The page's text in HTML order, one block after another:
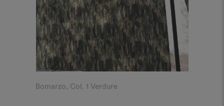
Bomarzo, Col. 1 Verdure